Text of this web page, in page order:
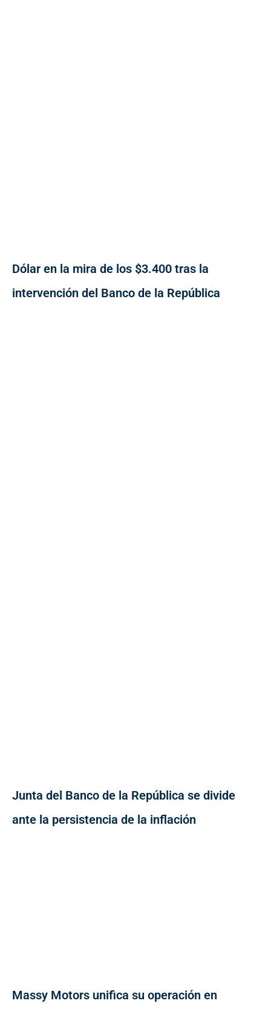
Dólar en la mira de los $3.400 tras la
intervención del Banco de la República
Junta del Banco de la República se divide
ante la persistencia de la inflación
Massy Motors unifica su operación en